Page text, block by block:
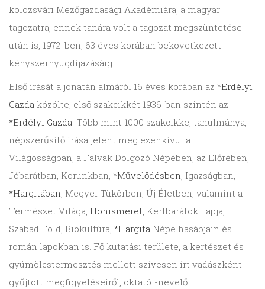
kolozsvári Mezőgazdasági Akadémiára, a magyar
tagozatra, ennek tanára volt a tagozat megszüntetése
után is, 1972-ben, 63 éves korában bekövetkezett
kényszernyugdíjazásáig.
Első írását a jonatán almáról 16 éves korában az *Erdélyi
Gazda közölte; első szakcikkét 1936-ban szintén az
*Erdélyi Gazda. Több mint 1000 szakcikke, tanulmánya,
népszerűsítő írása jelent meg ezenkívül a
Világosságban, a Falvak Dolgozó Népében, az Előrében,
Jóbarátban, Korunkban, *Művelődésben, Igazságban,
*Hargitában, Megyei Tükörben, Új Életben, valamint a
Természet Világa, Honismeret, Kertbarátok Lapja,
Szabad Föld, Biokultúra, *Hargita Népe hasábjain és
román lapokban is. Fő kutatási területe, a kertészet és
gyümölcstermesztés mellett szívesen írt vadászként
gyűjtött megfigyeléseiről, oktatói-nevelői